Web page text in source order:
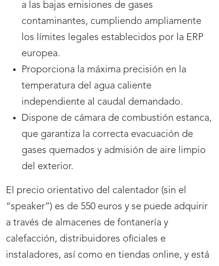
a las bajas emisiones de gases
contaminantes, cumpliendo ampliamente
los límites legales establecidos por la ERP
europea.
Proporciona la máxima precisión en la
temperatura del agua caliente
independiente al caudal demandado.
Dispone de cámara de combustión estanca,
que garantiza la correcta evacuación de
gases quemados y admisión de aire limpio
del exterior.
El precio orientativo del calentador (sin el
“speaker”) es de 550 euros y se puede adquirir
a través de almacenes de fontanería y
calefacción, distribuidores oficiales e
instaladores, así como en tiendas online, y está